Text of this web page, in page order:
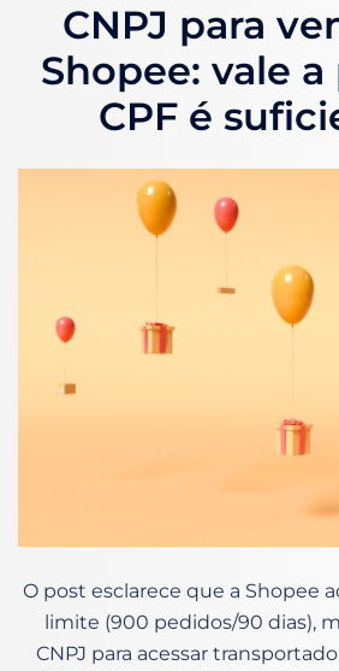
CNPJ para
Shopee: vale
CPF é
O post esclarece que a Shopee
limite (900 pedidos/90 dias),
CNPJ para acessar